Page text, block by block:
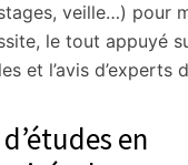
veille…) pour
le tout appuyé
et l’avis d’experts
en